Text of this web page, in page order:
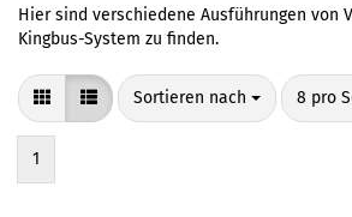
Hier sind verschiedene Ausführungen von
Kingbus-System zu finden.
Sortieren nach
Sortieren nach 8 pro
pro
1